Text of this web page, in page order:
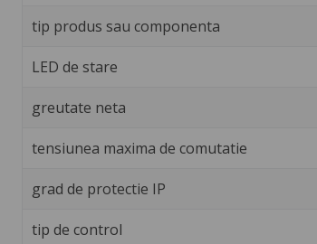
tip produs sau componenta
LED de stare
greutate neta
tensiunea maxima de comutatie
grad de protectie IP
tip de control